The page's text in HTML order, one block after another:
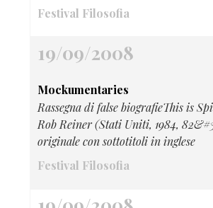
Festival Filosofia
19/09/2008
Mockumentaries
Rassegna di false biografieThis is
Rob Reiner (Stati Uniti, 1984,
originale con sottotitoli in inglese
Festival Filosofia